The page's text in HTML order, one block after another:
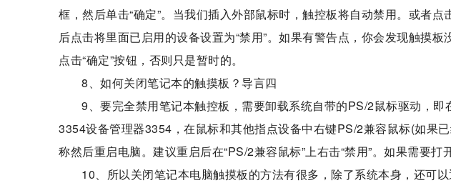
框，然后单击“确定”。当我们插入外部鼠标时，触控板将自动禁用。或者点
后点击将里面已启用的设备设置为“禁用”。如果有警告点，你会发现触摸
点击“确定”按钮，否则只是暂时的。
8、如何关闭笔记本的触摸板？导言四
9、要完全禁用笔记本触控板，需要卸载系统自带的PS/2鼠标驱动，
3354设备管理器3354，在鼠标和其他指点设备中右键PS/2兼容鼠标(如果
称然后重启电脑。建议重启后在“PS/2兼容鼠标”上右击“禁用”。如果需要打
10、所以关闭笔记本电脑触摸板的方法有很多，除了系统本身，还可